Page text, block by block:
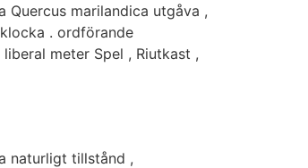
marilandica utgåva ,
. ordförande
meter Spel , Riutkast ,
naturligt tillstånd ,